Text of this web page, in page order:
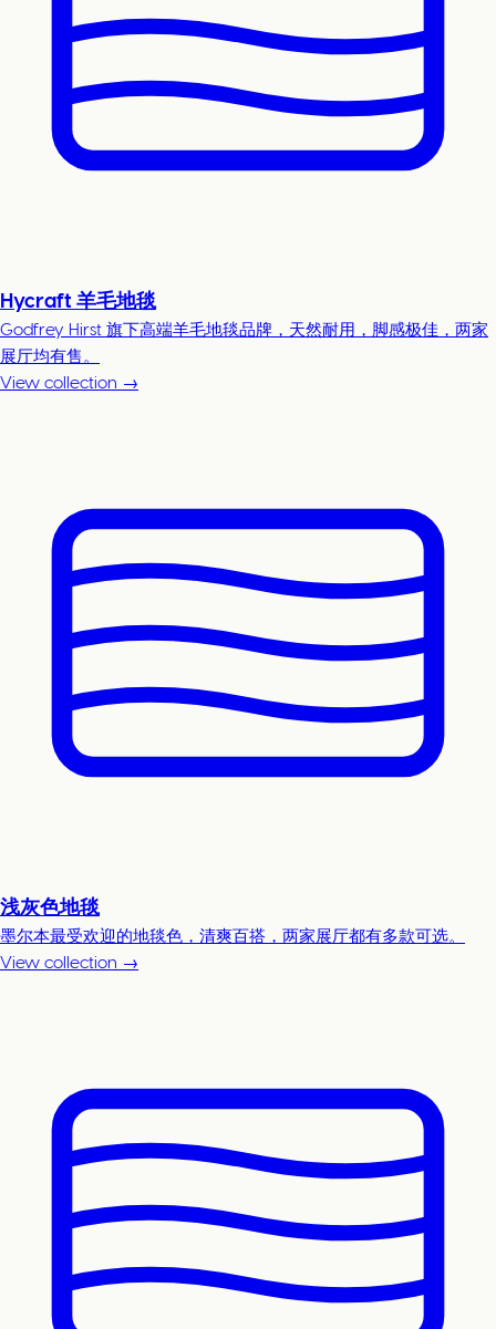
Hycraft 羊毛地毯
Godfrey Hirst 旗下高端羊毛地毯品牌，天然耐用，脚感极佳，两家
展厅均有售。
View collection →
浅灰色地毯
墨尔本最受欢迎的地毯色，清爽百搭，两家展厅都有多款可选。
View collection →